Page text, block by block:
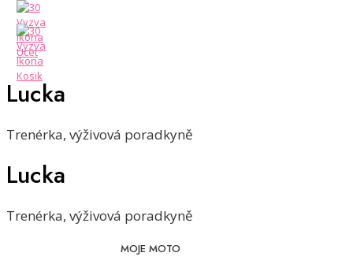
Lucka
Trenérka, výživová poradkyně
Lucka
Trenérka, výživová poradkyně
MOJE MOTO